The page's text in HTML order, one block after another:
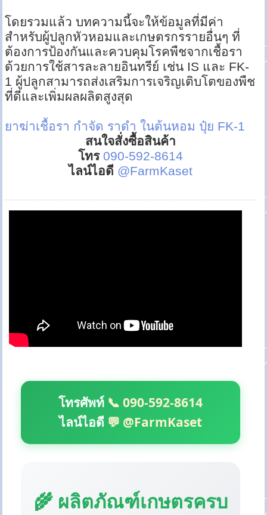
โดยรวมแล้ว บทความนี้จะให้ข้อมูลที่มีค่า
สำหรับผู้ปลูกหัวหอมและเกษตรกรรายอื่นๆ ที่
ต้องการป้องกันและควบคุมโรคพืชจากเชื้อรา
ด้วยการใช้สารละลายอินทรีย์ เช่น IS และ FK-
1 ผู้ปลูกสามารถส่งเสริมการเจริญเติบโตของพืช
ที่ดีและเพิ่มผลผลิตสูงสุด
ยาฆ่าเชื้อรา กำจัด ราดำ ในต้นหอม ปุ๋ย FK-1
สนใจสั่งซื้อสินค้า
โทร 090-592-8614
ไลน์ไอดี @FarmKaset
โทรศัพท์ 📞 090-592-8614
ไลน์ไอดี 💬 @FarmKaset
🌾 ผลิตภัณฑ์เกษตรครบ